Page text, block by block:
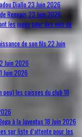
Diallo23 Juin 2026
Rennais23 Juin 2026
les juges pour des vols de
de son fils22 Juin
Juin 2026
Juin 2026
peu) les caisses du club 18
à la Juventus18 Juin 2026
sur liste d’attente pour les